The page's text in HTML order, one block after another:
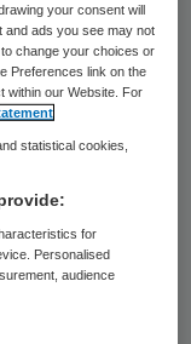
in
van 35
De inhuur
vorig
van
ggz zijn
your consent will
and ads you see may not
change your choices or
Preferences link on the
within our Website. For
statistical cookies,
for
Personalised
audience